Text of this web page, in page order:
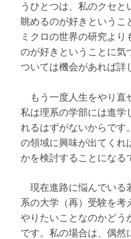
うひとつは、私のクセと
眺めるのが好きというこ
ミクロの世界の研究より
のが好きということに気
ついては機会があれば詳
もう一度人生をやり直
私は理系の学部には進学
れるはずがないからです
の領域に興味が出てくれ
かを検討することになる
現在進路に悩んでいる
系の大学（再）受験を考
やりたいことなのかどう
です。私の場合は、偶然